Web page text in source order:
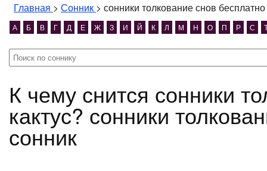
Главная > Сонник > сонники толкование снов бесплатно
А Б В Г Д Е Ж З И Й К Л М Н О П Р С
К чему снится сонники толкование снов бесплатно
кактус? сонники
сонник